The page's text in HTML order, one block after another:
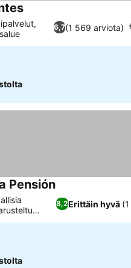
Katso hinnat
6,7(1 569 arviota)
PensiónKatso hinnat
8,2Erittäin hyvä